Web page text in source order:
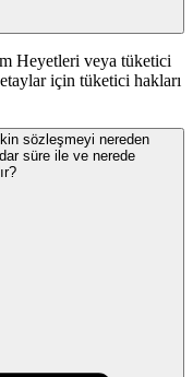
Heyetleri veya tüketici
için tüketici hakları
sözleşmeyi nereden
süre ile ve nerede